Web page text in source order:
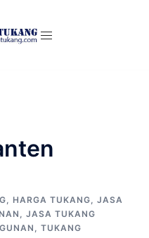
, HARGA TUKANG, JASA
, JASA TUKANG
, TUKANG